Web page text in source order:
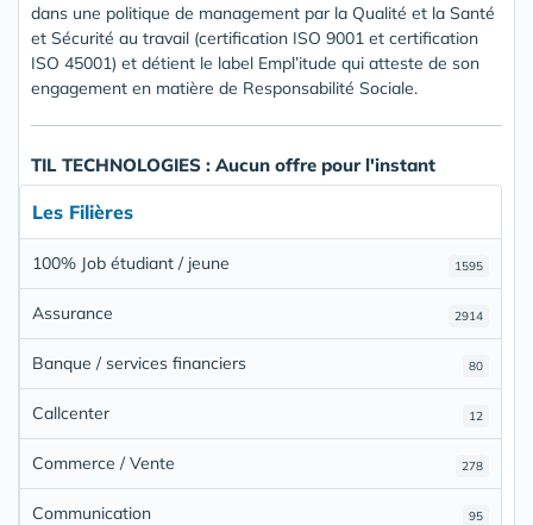
dans une politique de management par la Qualité et la Santé
et Sécurité au travail (certification ISO 9001 et certification
ISO 45001) et détient le label Empl’itude qui atteste de son
engagement en matière de Responsabilité Sociale.
TIL TECHNOLOGIES : Aucun offre pour l'instant
Les Filières
1595
100% Job étudiant / jeune
2914
Assurance
80
Banque / services financiers
12
Callcenter
278
Commerce / Vente
95
Communication